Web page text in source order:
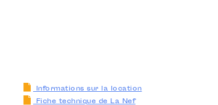
Informations sur la location
Fiche technique de La Nef